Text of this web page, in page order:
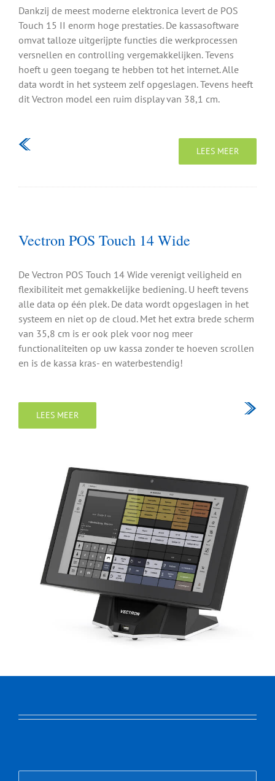
Dankzij de meest moderne elektronica levert de POS
Touch 15 II enorm hoge prestaties. De kassasoftware
omvat talloze uitgerijpte functies die werkprocessen
versnellen en controlling vergemakkelijken. Tevens
hoeft u geen toegang te hebben tot het internet. Alle
data wordt in het systeem zelf opgeslagen. Tevens heeft
dit Vectron model een ruim display van 38,1 cm.
LEES MEER
Vectron POS Touch 14 Wide
De Vectron POS Touch 14 Wide verenigt veiligheid en
flexibiliteit met gemakkelijke bediening. U heeft tevens
alle data op één plek. De data wordt opgeslagen in het
systeem en niet op de cloud. Met het extra brede scherm
van 35,8 cm is er ook plek voor nog meer
functionaliteiten op uw kassa zonder te hoeven scrollen
en is de kassa kras- en waterbestendig!
LEES MEER